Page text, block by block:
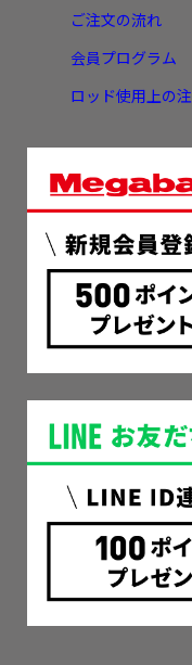
ご注文の流れ
会員プログラム
ロッド使用上の